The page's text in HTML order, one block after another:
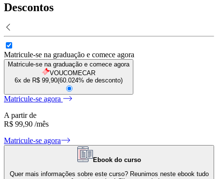
Descontos
Matricule-se na graduação e comece agora
Matricule-se na graduação e comece agora
VOUCOMECAR
6x de R$ 99,90(60.024% de desconto)
Matricule-se agora
A partir de
R$ 99,90 /mês
Matricule-se agora
Ebook do curso
Quer mais informações sobre este curso? Reunimos neste ebook tudo